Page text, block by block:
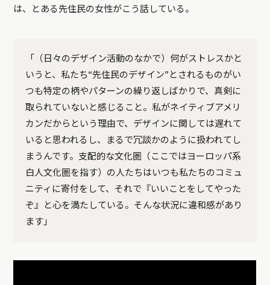
は、とある先住民の女性がこう話している。
「（日々のデザイン活動のなかで）何がストレスかと
いうと、私たち“先住民のデザイン”とされるものがい
つも特定の柄やパターンの繰り返しばかりで、真剣に
取られていないと感じること。私がネイティブアメリ
カンだからという理由で、デザインに関しては遅れて
いると思われるし、まるで冗談かのように扱われてし
まうんです。支配的な文化圏（ここではヨーロッパ系
白人文化圏を指す）の人たちはいつも私たちのコミュ
ニティに寄付をして、それで『いいことをしてやった
ぞ』と心を満たしている。そんな状況に違和感があり
ます」